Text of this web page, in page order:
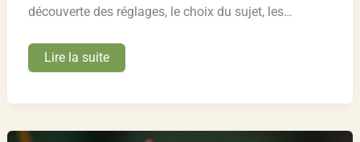
découverte des réglages, le choix du sujet, les…
5
erreurs
photographe
Lire la suite